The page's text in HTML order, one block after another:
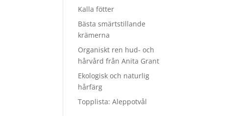
Kalla fötter
Bästa smärtstillande
krämerna
Organiskt ren hud- och
hårvård från Anita Grant
Ekologisk och naturlig
hårfärg
Topplista: Aleppotvål